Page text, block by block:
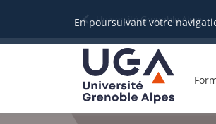
En poursuivant votre
Université Grenoble Alpes